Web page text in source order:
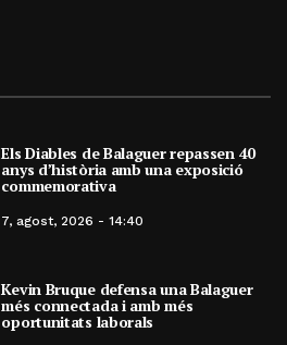
Els Diables de Balaguer repassen 40
anys d’història amb una exposició
commemorativa
7, agost, 2026 - 14:40
Kevin Bruque defensa una Balaguer
més connectada i amb més
oportunitats laborals